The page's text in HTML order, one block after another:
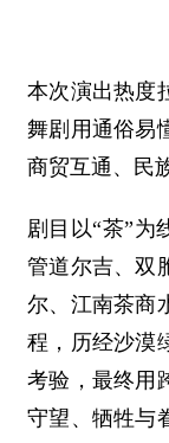
本次演出热度
舞剧用通俗易
商贸互通、民
剧目以“茶”为
管道尔吉、双
尔、江南茶商
程，历经沙漠
考验，最终用
守望、牺牲与